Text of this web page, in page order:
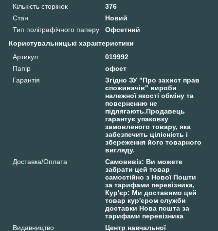
Кількість сторінок
376
Стан
Новий
Тип поліграфічного паперу
Офсетний
Користувальницькі характеристики
Артикул
019992
Папір
офсет
Гарантія
Згідно ЗУ "Про захист прав
споживачів" вироби
належної якості обміну та
поверненню не
підлягають.Продавець
гарантує упаковку
замовленого товару, яка
забезпечить цілісність і
збереження його товарного
вигляду.
Доставка/Оплата
Самовивіз: Ви можете
забрати цей товар
самостійно з Нової Пошти
за тарифами перевізника,
Кур'єр: Ми доставимо цей
товар кур'єром служби
доставки Нова пошта за
тарифами перевізника
Видавництво
Центр навчальної